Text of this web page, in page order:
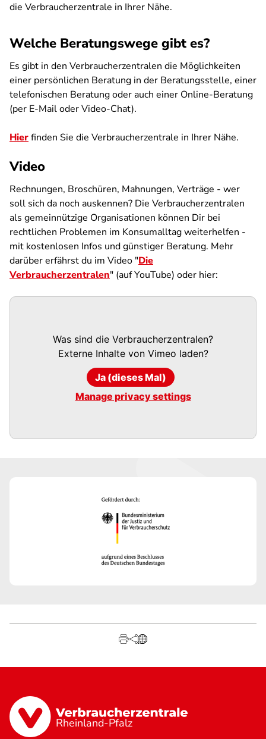
die Verbraucherzentrale in Ihrer Nähe.
Welche Beratungswege gibt es?
Es gibt in den Verbraucherzentralen die Möglichkeiten
einer persönlichen Beratung in der Beratungsstelle, einer
telefonischen Beratung oder auch einer Online-Beratung
(per E-Mail oder Video-Chat).
Hierfinden Sie die Verbraucherzentrale in Ihrer Nähe.
Video
Rechnungen, Broschüren, Mahnungen, Verträge - wer
soll sich da noch auskennen? Die Verbraucherzentralen
als gemeinnützige Organisationen können Dir bei
rechtlichen Problemen im Konsumalltag weiterhelfen -
mit kostenlosen Infos und günstiger Beratung. Mehr
darüber erfährst du im Video "Die
Verbraucherzentralen" (auf YouTube) oder hier:
Was sind die Verbraucherzentralen?
Externe Inhalte von Vimeo laden?
Ja (dieses Mal)
Manage privacy settings
Rheinland-Pfalz